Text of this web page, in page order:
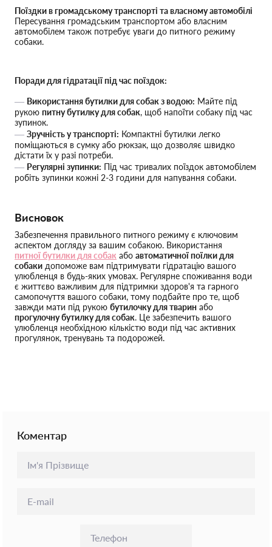
Поїздки в громадському транспорті та власному автомобілі
Пересування громадським транспортом або власним
автомобілем також потребує уваги до питного режиму
собаки.
Поради для гідратації під час поїздок:
Використання бутилки для собак з водою: Майте під
рукою питну бутилку для собак, щоб напоїти собаку під час
зупинок.
Зручність у транспорті: Компактні бутилки легко
поміщаються в сумку або рюкзак, що дозволяє швидко
дістати їх у разі потреби.
Регулярні зупинки: Під час тривалих поїздок автомобілем
робіть зупинки кожні 2-3 години для напування собаки.
Висновок
Забезпечення правильного питного режиму є ключовим
аспектом догляду за вашим собакою. Використання
питної бутилки для собак або автоматичної поїлки для
собаки допоможе вам підтримувати гідратацію вашого
улюбленця в будь-яких умовах. Регулярне споживання води
є життєво важливим для підтримки здоров'я та гарного
самопочуття вашого собаки, тому подбайте про те, щоб
завжди мати під рукою бутилочку для тварин або
прогулочну бутилку для собак. Це забезпечить вашого
улюбленця необхідною кількістю води під час активних
прогулянок, тренувань та подорожей.
Коментар